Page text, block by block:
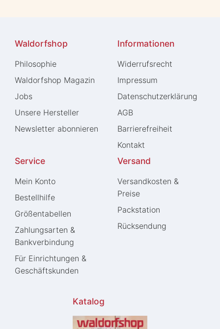
Waldorfshop
Philosophie
Waldorfshop Magazin
Jobs
Unsere Hersteller
Newsletter abonnieren
Informationen
Widerrufs­recht
Impressum
Daten­schutz­erklärung
AGB
Barrierefreiheit
Kontakt
Service
Mein Konto
Bestellhilfe
Größentabellen
Zahlungsarten &
Bankverbindung
Für Einrichtungen &
Geschäftskunden
Versand
Versandkosten &
Preise
Packstation
Rücksendung
Katalog